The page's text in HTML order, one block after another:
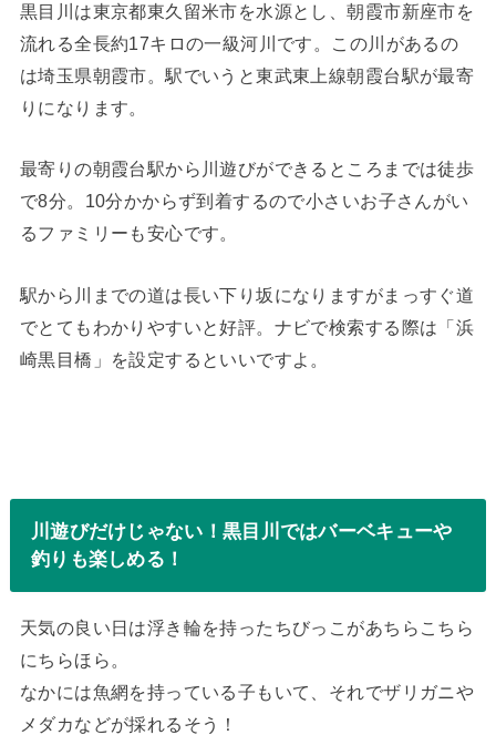
黒目川は東京都東久留米市を水源とし、朝霞市新座市を
流れる全長約17キロの一級河川です。この川があるの
は埼玉県朝霞市。駅でいうと東武東上線朝霞台駅が最寄
りになります。
最寄りの朝霞台駅から川遊びができるところまでは徒歩
で8分。10分かからず到着するので小さいお子さんがい
るファミリーも安心です。
駅から川までの道は長い下り坂になりますがまっすぐ道
でとてもわかりやすいと好評。ナビで検索する際は「浜
崎黒目橋」を設定するといいですよ。
川遊びだけじゃない！黒目川ではバーベキューや
釣りも楽しめる！
天気の良い日は浮き輪を持ったちびっこがあちらこちら
にちらほら。
なかには魚網を持っている子もいて、それでザリガニや
メダカなどが採れるそう！